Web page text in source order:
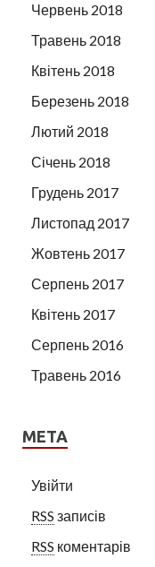
Червень 2018
Травень 2018
Квітень 2018
Березень 2018
Лютий 2018
Січень 2018
Грудень 2017
Листопад 2017
Жовтень 2017
Серпень 2017
Квітень 2017
Серпень 2016
Травень 2016
МЕТА
Увійти
RSS записів
RSS коментарів